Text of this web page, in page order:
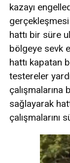
kazayı
hattı bir süre
bölgeye sevk
hattı kapatan
testereler
çalışmalarına
sağlayarak
çalışmalarını